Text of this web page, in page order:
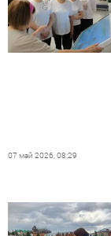
07 май 2026, 08:29